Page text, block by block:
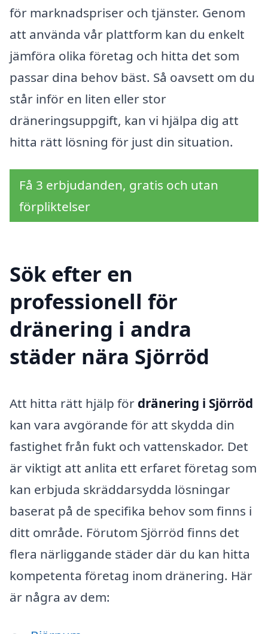
för marknadspriser och tjänster. Genom
att använda vår plattform kan du enkelt
jämföra olika företag och hitta det som
passar dina behov bäst. Så oavsett om du
står inför en liten eller stor
dräneringsuppgift, kan vi hjälpa dig att
hitta rätt lösning för just din situation.
Få 3 erbjudanden, gratis och utan
förpliktelser
Sök efter en
professionell för
dränering i andra
städer nära Sjörröd
Att hitta rätt hjälp för dränering i Sjörröd
kan vara avgörande för att skydda din
fastighet från fukt och vattenskador. Det
är viktigt att anlita ett erfaret företag som
kan erbjuda skräddarsydda lösningar
baserat på de specifika behov som finns i
ditt område. Förutom Sjörröd finns det
flera närliggande städer där du kan hitta
kompetenta företag inom dränering. Här
är några av dem: